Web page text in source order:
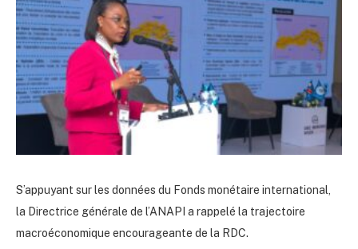
S’appuyant sur les données du Fonds monétaire international,
la Directrice générale de l’ANAPI a rappelé la trajectoire
macroéconomique encourageante de la RDC.